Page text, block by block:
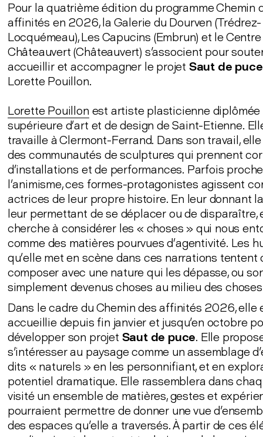
Pour la quatrième édition du programme Chemin
affinités en 2026, la Galerie du Dourven (Trédrez-
Locquémeau), Les Capucins (Embrun) et le
Châteauvert (Châteauvert) s'associent pour
accueillir et accompagner le projet Saut de puce
Lorette Pouillon.
Lorette Pouillon est artiste plasticienne diplômée
supérieure d’art et de design de Saint-Etienne.
travaille à Clermont-Ferrand. Dans son travail,
des communautés de sculptures qui prennent
d’installations et de performances. Parfois
l’animisme, ces formes-protagonistes agissent
actrices de leur propre histoire. En leur donnant
leur permettant de se déplacer ou de disparaître,
cherche à considérer les « choses » qui nous
comme des matières pourvues d’agentivité. Les
qu’elle met en scène dans ces narrations tentent
composer avec une nature qui les dépasse, ou
simplement devenus choses au milieu des
Dans le cadre du Chemin des affinités 2026, elle
accueillie depuis fin janvier et jusqu'en octobre
développer son projet Saut de puce. Elle
s'intéresser au paysage comme un assemblage
dits « naturels » en les personnifiant, et en
potentiel dramatique. Elle rassemblera dans
visité un ensemble de matières, gestes et
pourraient permettre de donner une vue
des espaces qu'elle a traversés. À partir de ces